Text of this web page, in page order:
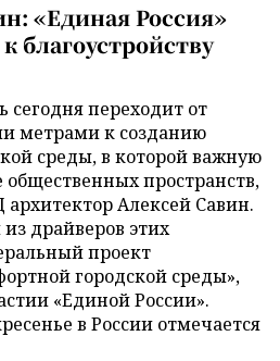
«Единая Россия»
благоустройству
сегодня переходит от
метрами к созданию
среды, в которой важную
общественных пространств,
архитектор Алексей Савин.
драйверов этих
проект
городской среды»,
«Единой России».
в России отмечается